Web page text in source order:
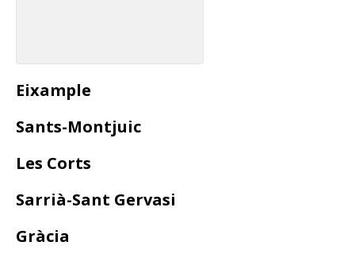
Eixample
Sants-Montjuic
Les Corts
Sarrià-Sant Gervasi
Gràcia